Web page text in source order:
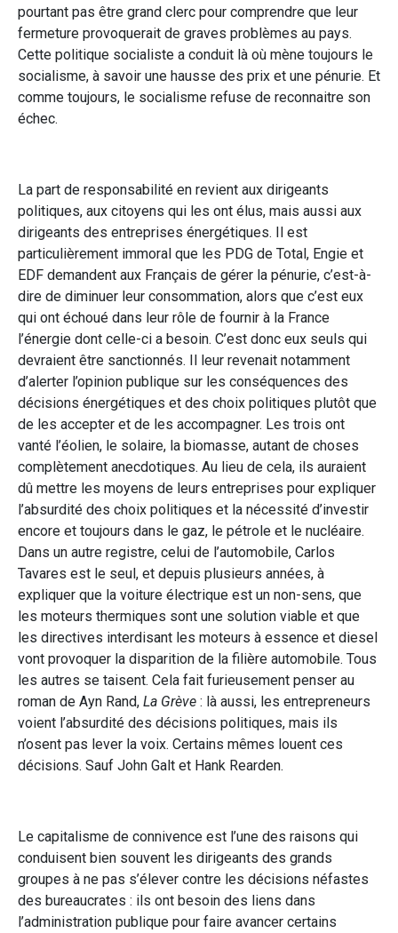
pourtant pas être grand clerc pour comprendre que leur
fermeture provoquerait de graves problèmes au pays.
Cette politique socialiste a conduit là où mène toujours le
socialisme, à savoir une hausse des prix et une pénurie. Et
comme toujours, le socialisme refuse de reconnaitre son
échec.
La part de responsabilité en revient aux dirigeants
politiques, aux citoyens qui les ont élus, mais aussi aux
dirigeants des entreprises énergétiques. Il est
particulièrement immoral que les PDG de Total, Engie et
EDF demandent aux Français de gérer la pénurie, c’est-à-
dire de diminuer leur consommation, alors que c’est eux
qui ont échoué dans leur rôle de fournir à la France
l’énergie dont celle-ci a besoin. C’est donc eux seuls qui
devraient être sanctionnés. Il leur revenait notamment
d’alerter l’opinion publique sur les conséquences des
décisions énergétiques et des choix politiques plutôt que
de les accepter et de les accompagner. Les trois ont
vanté l’éolien, le solaire, la biomasse, autant de choses
complètement anecdotiques. Au lieu de cela, ils auraient
dû mettre les moyens de leurs entreprises pour expliquer
l’absurdité des choix politiques et la nécessité d’investir
encore et toujours dans le gaz, le pétrole et le nucléaire.
Dans un autre registre, celui de l’automobile, Carlos
Tavares est le seul, et depuis plusieurs années, à
expliquer que la voiture électrique est un non-sens, que
les moteurs thermiques sont une solution viable et que
les directives interdisant les moteurs à essence et diesel
vont provoquer la disparition de la filière automobile. Tous
les autres se taisent. Cela fait furieusement penser au
roman de Ayn Rand, La Grève : là aussi, les entrepreneurs
voient l’absurdité des décisions politiques, mais ils
n’osent pas lever la voix. Certains mêmes louent ces
décisions. Sauf John Galt et Hank Rearden.
Le capitalisme de connivence est l’une des raisons qui
conduisent bien souvent les dirigeants des grands
groupes à ne pas s’élever contre les décisions néfastes
des bureaucrates : ils ont besoin des liens dans
l’administration publique pour faire avancer certains